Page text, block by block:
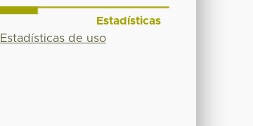
Estadísticas
Estadísticas de uso